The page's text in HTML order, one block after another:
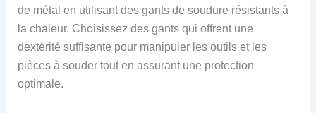
de métal en utilisant des gants de soudure résistants à
la chaleur. Choisissez des gants qui offrent une
dextérité suffisante pour manipuler les outils et les
pièces à souder tout en assurant une protection
optimale.